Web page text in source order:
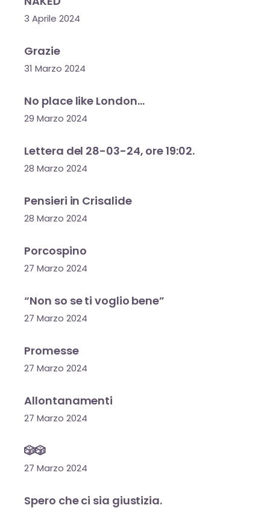
3 Aprile 2024
Grazie
31 Marzo 2024
No place like London…
29 Marzo 2024
Lettera del 28-03-24, ore 19:02.
28 Marzo 2024
Pensieri in Crisalide
28 Marzo 2024
Porcospino
27 Marzo 2024
“Non so se ti voglio bene”
27 Marzo 2024
Promesse
27 Marzo 2024
Allontanamenti
27 Marzo 2024
🎲🎲
27 Marzo 2024
Spero che ci sia giustizia.